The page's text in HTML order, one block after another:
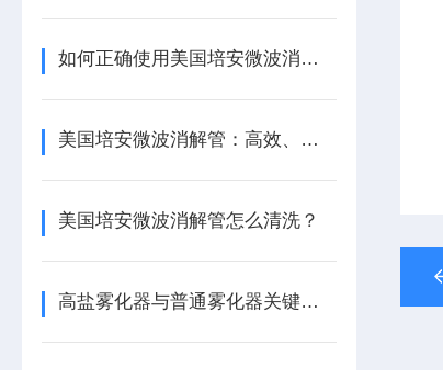
如何正确使用美国培安微波消解管进行样品消解？
美国培安微波消解管：高效、安全且环保的样品前处理解决方案
美国培安微波消解管怎么清洗？
高盐雾化器与普通雾化器关键差异解析